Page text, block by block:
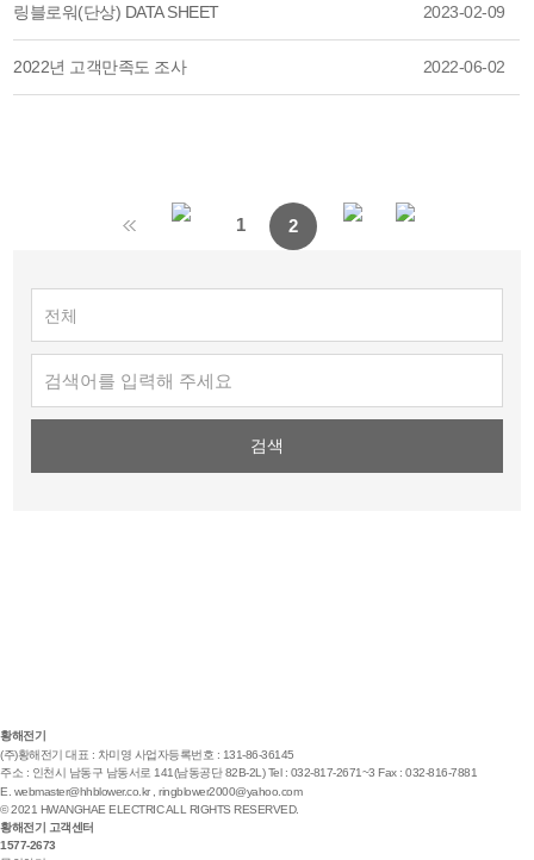
링블로워(단상) DATA SHEET 2023-02-09
2022년 고객만족도 조사 2022-06-02
1 2
황해전기
(주)황해전기 대표 : 차미영 사업자등록번호 : 131-86-36145
주소 : 인천시 남동구 남동서로 141(남동공단 82B-2L) Tel : 032-817-2671~3 Fax : 032-816-7881
E. webmaster@hhblower.co.kr, ringblower2000@yahoo.com
© 2021 HWANGHAE ELECTRIC ALL RIGHTS RESERVED.
황해전기 고객센터
1577-2673